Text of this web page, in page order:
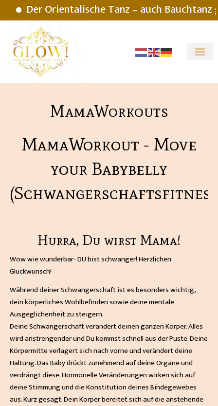
Der Orientalische Tanz – auch Bauchtanz
MamaWorkouts
MamaWorkout - Move
your Babybelly
Hurra, Du wirst Mama!
Wow wie wunderbar- DU bist schwanger! Herzlichen
Glückwunsch!
Während deiner Schwangerschaft ist es besonders wichtig,
dein körperliches Wohlbefinden sowie deine mentale
Ausgeglichenheit zu steigern.
Deine Schwangerschaft verändert deinen ganzen Körper. Alles
wird anstrengender und Du kommst schnell aus der Puste. Deine
Körpermitte verlagert sich nach vorne und verändert deine
Haltung. Das Baby drückt zunehmend auf deine Organe und
verdrängt diese. Hormonelle Veränderungen wirken sich auf
deine Stimmung und die Konstitution deines Bindegewebes
aus. Kurz gesagt: Dein Körper bereitet sich auf die anstehende